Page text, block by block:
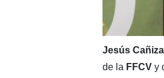
Jesús
de la FFCVy